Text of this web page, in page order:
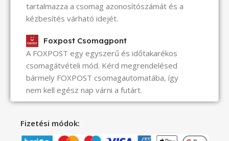
tartalmazza a csomag azonosítószámát és a
kézbesítés várható idejét.
Foxpost Csomagpont
A FOXPOST egy egyszerű és időtakarékos
csomagátvételi mód. Kérd megrendelésed
bármely FOXPOST csomagautomatába, így
nem kell egész nap várni a futárt.
Fizetési módok: